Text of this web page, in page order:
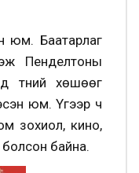
юм. Баатарлаг
Пенделтоны
түүний хөшөөг
юм. Үүгээр ч
зохиол, кино,
болсон байна.